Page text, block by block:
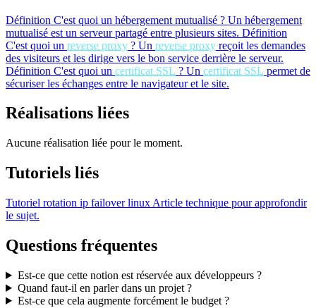
Définition C'est quoi un hébergement mutualisé ? Un hébergement
mutualisé est un serveur partagé entre plusieurs sites. Définition
C'est quoi un reverse proxy ? Un reverse proxy reçoit les demandes
des visiteurs et les dirige vers le bon service derrière le serveur.
Définition C'est quoi un certificat SSL ? Un certificat SSL permet de
sécuriser les échanges entre le navigateur et le site.
Réalisations liées
Aucune réalisation liée pour le moment.
Tutoriels liés
Tutoriel rotation ip failover linux Article technique pour approfondir
le sujet.
Questions fréquentes
Est-ce que cette notion est réservée aux développeurs ?
Quand faut-il en parler dans un projet ?
Est-ce que cela augmente forcément le budget ?